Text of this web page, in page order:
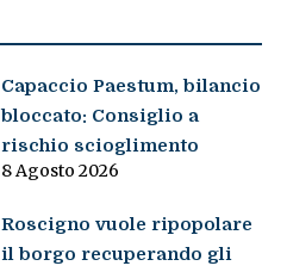
Capaccio Paestum, bilancio
bloccato: Consiglio a
rischio scioglimento
8 Agosto 2026
Roscigno vuole ripopolare
il borgo recuperando gli